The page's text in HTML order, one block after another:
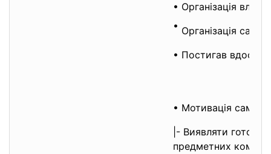
• Організація
• Організація
• Постигав
• Мотивація
|- Виявляти
предметних